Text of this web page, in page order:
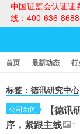
中国证监会认证证
线：400-636-8688
首页 最新动态 行
标签：德讯研究中心
公司新闻
【德
序，紧跟主线
1